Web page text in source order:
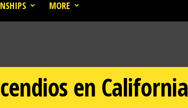
MORE
en California